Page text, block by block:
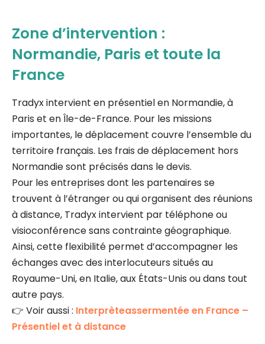
Zone d’intervention :
Normandie, Paris et toute la
France
Tradyx intervient en présentiel en Normandie, à
Paris et en Île-de-France. Pour les missions
importantes, le déplacement couvre l’ensemble du
territoire français. Les frais de déplacement hors
Normandie sont précisés dans le devis.
Pour les entreprises dont les partenaires se
trouvent à l’étranger ou qui organisent des réunions
à distance, Tradyx intervient par téléphone ou
visioconférence sans contrainte géographique.
Ainsi, cette flexibilité permet d’accompagner les
échanges avec des interlocuteurs situés au
Royaume-Uni, en Italie, aux États-Unis ou dans tout
autre pays.
👉 Voir aussi : Interprèteassermentée en France –
Présentiel et à distance